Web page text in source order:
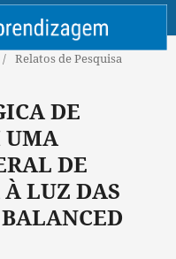
/ Relatos de Pesquisa
DE
UMA
DE
LUZ DAS